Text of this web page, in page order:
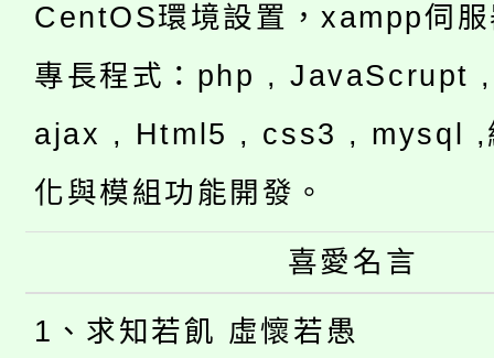
CentOS環境設置，xampp伺
專長程式：php , JavaScrupt
ajax , Html5 , css3 , mysql ,
化與模組功能開發。
喜愛名言
1、求知若飢 虛懷若愚